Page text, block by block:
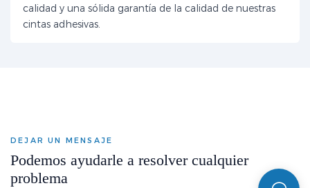
calidad y una sólida garantía de la calidad de nuestras
cintas adhesivas.
DEJAR UN MENSAJE
Podemos ayudarle a resolver cualquier
problema